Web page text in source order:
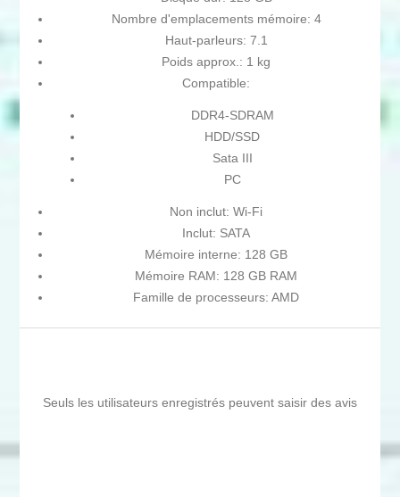
Nombre d'emplacements mémoire: 4
Haut-parleurs: 7.1
Poids approx.: 1 kg
Compatible:
DDR4-SDRAM
HDD/SSD
Sata III
PC
Non inclut: Wi-Fi
Inclut: SATA
Mémoire interne: 128 GB
Mémoire RAM: 128 GB RAM
Famille de processeurs: AMD
Seuls les utilisateurs enregistrés peuvent saisir des avis